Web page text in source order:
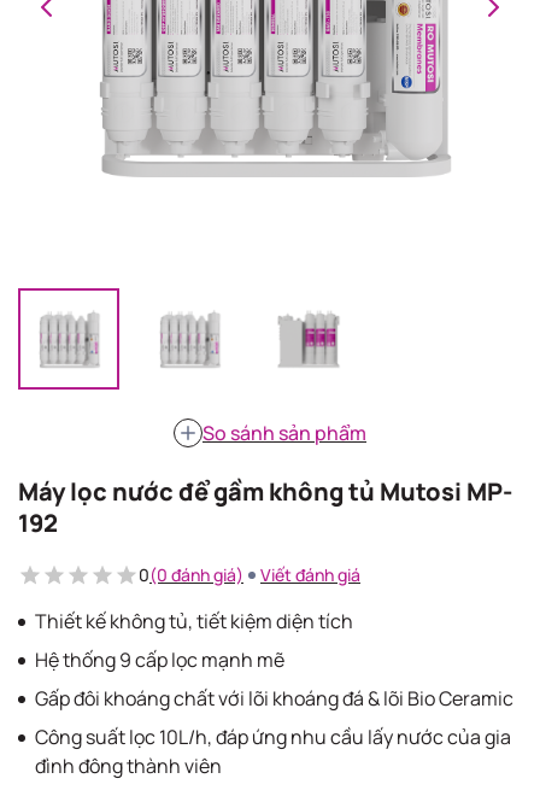
So sánh sản phẩm
Máy lọc nước để gầm không tủ Mutosi MP-
192
0(0 đánh giá) Viết đánh giá
Thiết kế không tủ, tiết kiệm diện tích
Hệ thống 9 cấp lọc mạnh mẽ
Gấp đôi khoáng chất với lõi khoáng đá & lõi Bio Ceramic
Công suất lọc 10L/h, đáp ứng nhu cầu lấy nước của gia
đình đông thành viên